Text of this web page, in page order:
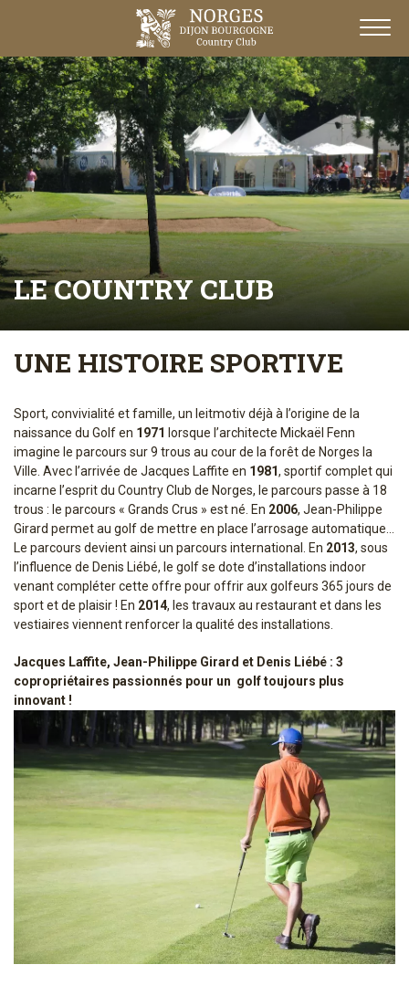
LE COUNTRY CLUB
UNE HISTOIRE SPORTIVE
Sport, convivialité et famille, un leitmotiv déjà à l’origine de la
naissance du Golf en 1971 lorsque l’architecte Mickaël Fenn
imagine le parcours sur 9 trous au cour de la forêt de Norges la
Ville. Avec l’arrivée de Jacques Laffite en 1981, sportif complet qui
incarne l’esprit du Country Club de Norges, le parcours passe à 18
trous : le parcours « Grands Crus » est né. En 2006, Jean-Philippe
Girard permet au golf de mettre en place l’arrosage automatique…
Le parcours devient ainsi un parcours international. En 2013, sous
l’influence de Denis Liébé, le golf se dote d’installations indoor
venant compléter cette offre pour offrir aux golfeurs 365 jours de
sport et de plaisir ! En 2014, les travaux au restaurant et dans les
vestiaires viennent renforcer la qualité des installations.
Jacques Laffite, Jean-Philippe Girard et Denis Liébé : 3
copropriétaires passionnés pour un golf toujours plus
innovant !